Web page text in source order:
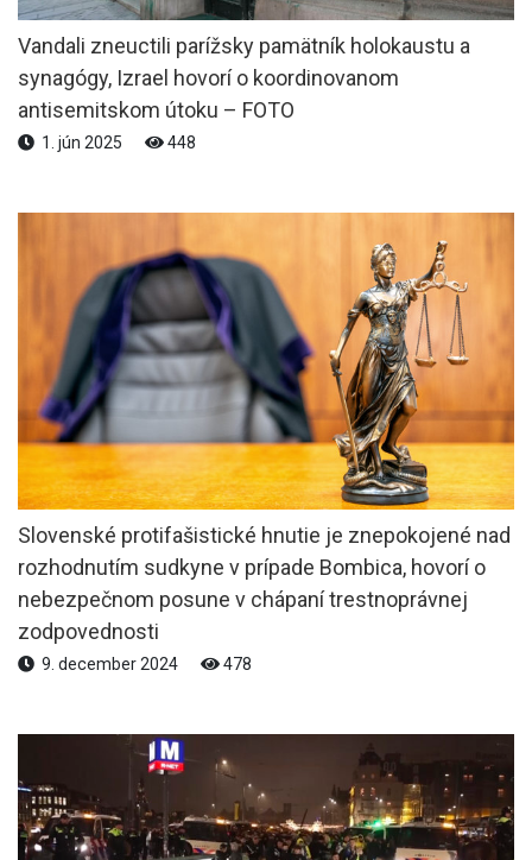
Vandali zneuctili parížsky pamätník holokaustu a
synagógy, Izrael hovorí o koordinovanom
antisemitskom útoku – FOTO
1. jún 2025 448
Slovenské protifašistické hnutie je znepokojené nad
rozhodnutím sudkyne v prípade Bombica, hovorí o
nebezpečnom posune v chápaní trestnoprávnej
zodpovednosti
9. december 2024 478